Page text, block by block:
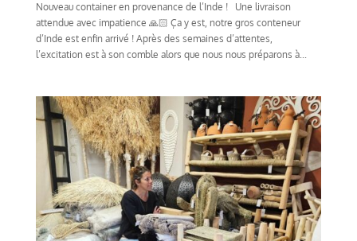
Nouveau container en provenance de l’Inde ! Une livraison
attendue avec impatience 🙏🏻 Ça y est, notre gros conteneur
d’Inde est enfin arrivé ! Après des semaines d’attentes,
l’excitation est à son comble alors que nous nous préparons à...